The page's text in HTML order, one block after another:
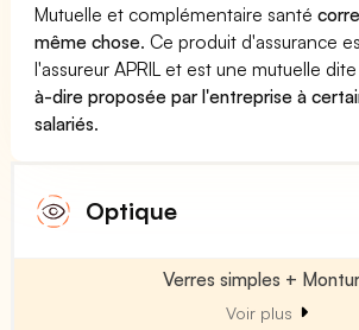
Mutuelle et complémentaire santé
même chose. Ce produit d'assurance
l'assureur APRIL et est une mutuelle
à-dire proposée par l'entreprise à
salariés.
Optique
Verres simples +
Voir plus